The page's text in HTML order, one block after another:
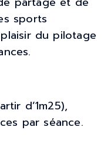
sports
du pilotage
d’1m25),
par séance.